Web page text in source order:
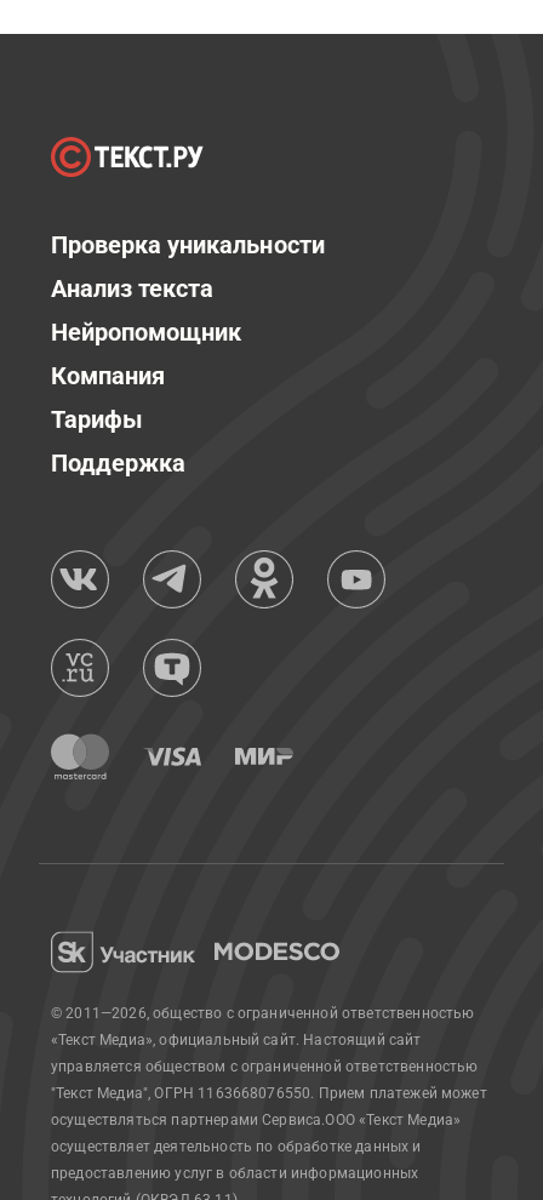
Проверка уникальности
Анализ текста
Нейропомощник
Компания
Тарифы
Поддержка
© 2011—2026, общество с ограниченной ответственностью
«Текст Медиа», официальный сайт. Настоящий сайт
управляется обществом с ограниченной ответственностью
"Текст Медиа", ОГРН 1163668076550. Прием платежей может
осуществляться партнерами Сервиса.ООО «Текст Медиа»
осуществляет деятельность по обработке данных и
предоставлению услуг в области информационных